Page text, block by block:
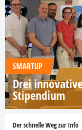
SMARTUP
Drei
Stipendium
Der schnelle Weg zur Info